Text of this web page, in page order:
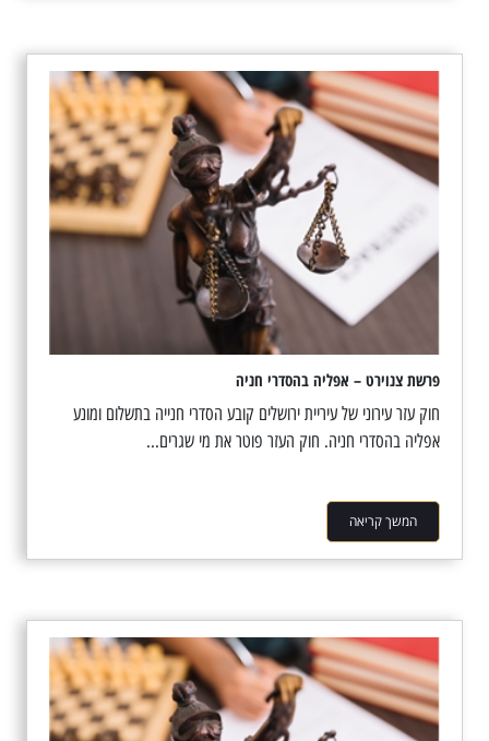
פרשת צנוירט – אפליה בהסדרי חניה
חוק עזר עירוני של עיריית ירושלים קובע הסדרי חנייה בתשלום ומונע
אפליה בהסדרי חניה. חוק העזר פוטר את מי שגרים...
המשך קריאה